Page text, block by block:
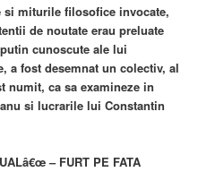
miturile filosofice invocate,
de noutate erau preluate
cunoscute ale lui
a fost desemnat un colectiv, al
numit, ca sa examineze in
si lucrarile lui Constantin
– FURT PE FATA